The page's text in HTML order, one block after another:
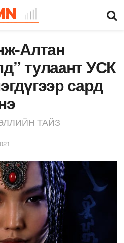
Алтан
тулаант УСК
сард
ТАЙЗ